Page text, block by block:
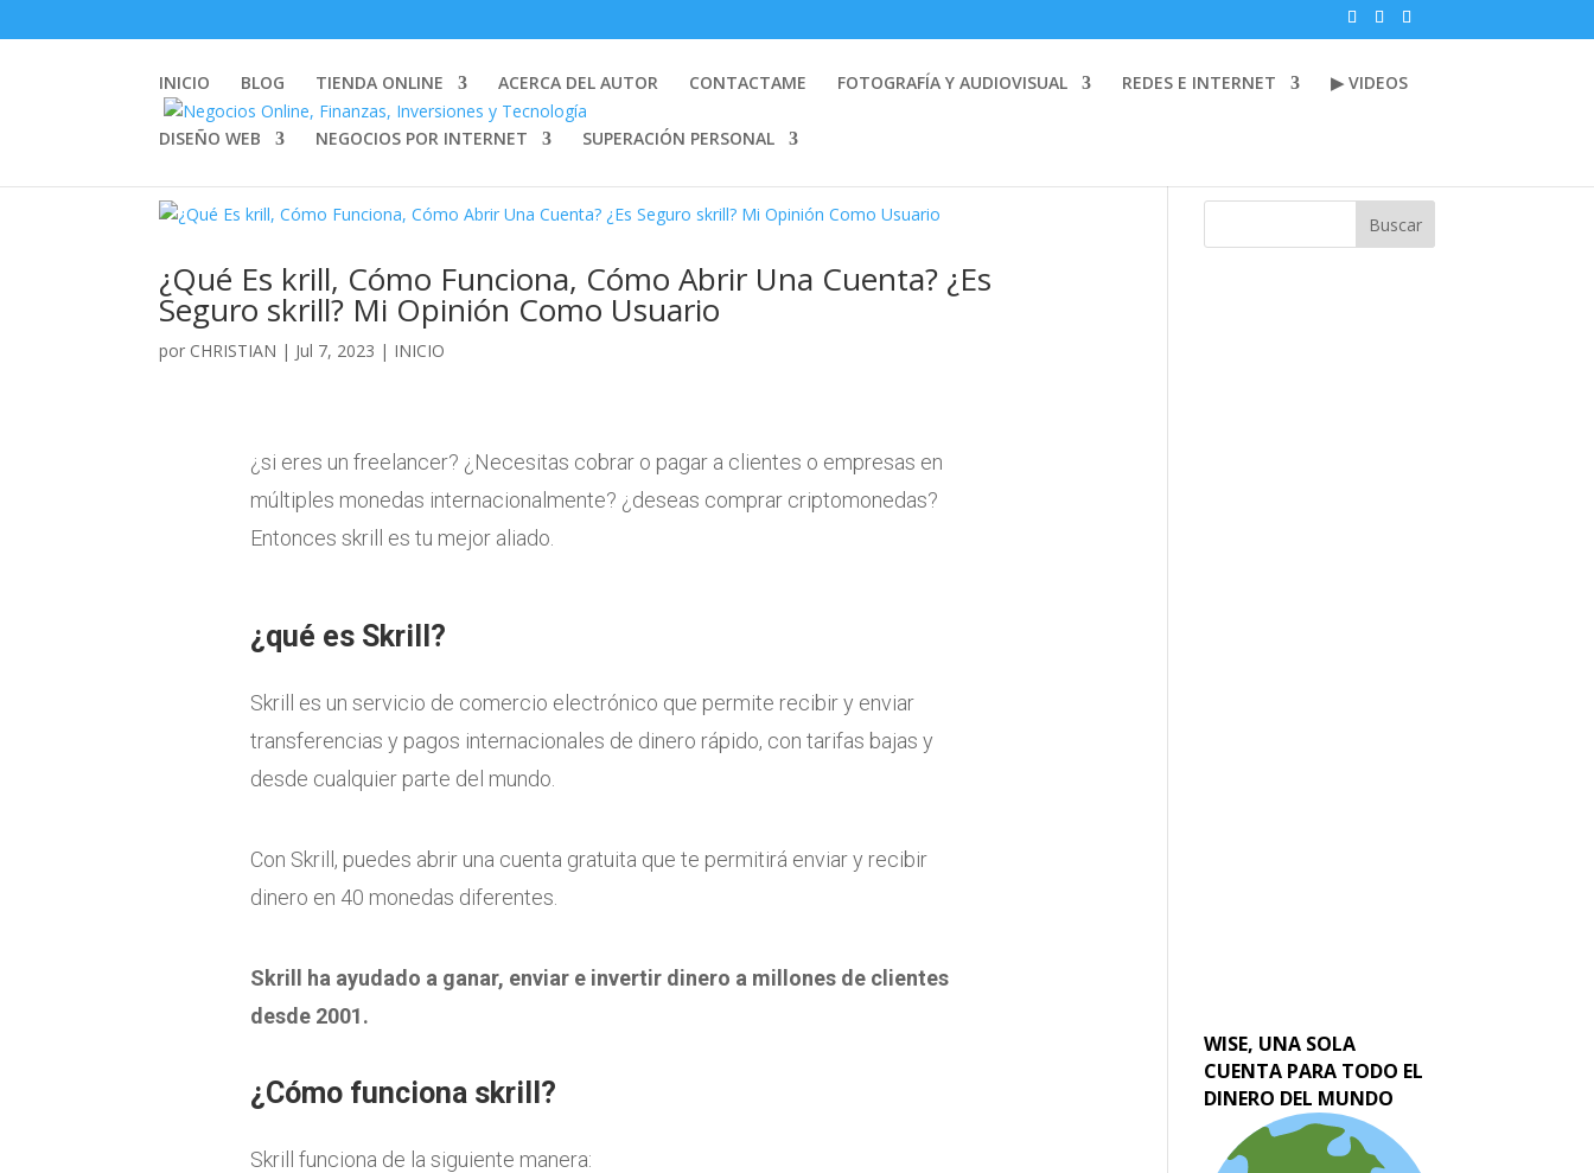
INICIO BLOG TIENDA ONLINE ACERCA DEL AUTOR CONTACTAME FOTOGRAFÍA Y AUDIOVISUAL REDES E INTERNET ▶ VIDEOS
DISEÑO WEB NEGOCIOS POR INTERNET SUPERACIÓN PERSONAL
¿Qué Es krill, Cómo Funciona, Cómo Abrir Una Cuenta? ¿Es
Seguro skrill? Mi Opinión Como Usuario
por CHRISTIAN | Jul 7, 2023 | INICIO
¿si eres un freelancer? ¿Necesitas cobrar o pagar a clientes o empresas en
múltiples monedas internacionalmente? ¿deseas comprar criptomonedas?
Entonces skrill es tu mejor aliado.
¿qué es Skrill?
Skrill es un servicio de comercio electrónico que permite recibir y enviar
transferencias y pagos internacionales de dinero rápido, con tarifas bajas y
desde cualquier parte del mundo.
Con Skrill, puedes abrir una cuenta gratuita que te permitirá enviar y recibir
dinero en 40 monedas diferentes.
Skrill ha ayudado a ganar, enviar e invertir dinero a millones de clientes
desde 2001.
¿Cómo funciona skrill?
Skrill funciona de la siguiente manera:
Buscar
WISE, UNA SOLA
CUENTA PARA TODO EL
DINERO DEL MUNDO